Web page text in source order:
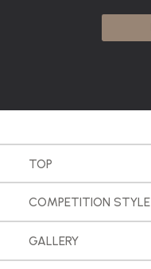
TOP
COMPETITION STYLE
GALLERY